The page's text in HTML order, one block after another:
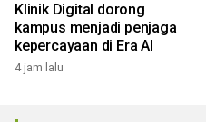
Klinik Digital dorong
kampus menjadi penjaga
kepercayaan di Era AI
4 jam lalu